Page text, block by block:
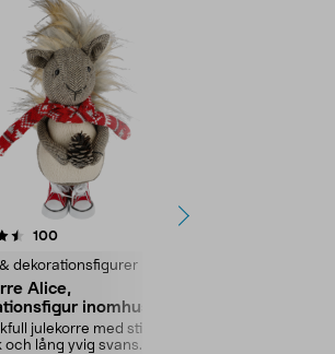
100recensioner
dekorationsfigurer
Alice,
inomhus, 27
julekorre med stickad
och lång yvig svans.
4.5 av 5 stjärnor